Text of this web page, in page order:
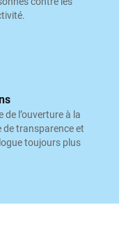
l’ouverture à la
de transparence et
toujours plus